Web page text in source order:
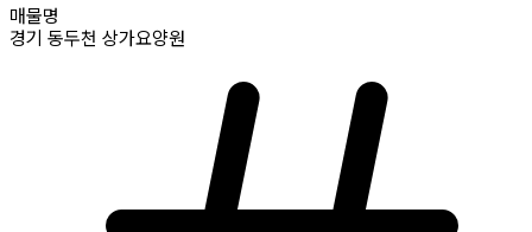
매물명
경기 동두천 상가요양원